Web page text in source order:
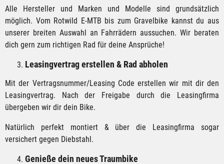
Alle Hersteller und Marken und Modelle sind grundsätzlich
möglich. Vom Rotwild E-MTB bis zum Gravelbike kannst du aus
unserer breiten Auswahl an Fahrrädern aussuchen. Wir beraten
dich gern zum richtigen Rad für deine Ansprüche!
Leasingvertrag erstellen & Rad abholen
Mit der Vertragsnummer/Leasing Code erstellen wir mit dir den
Leasingvertrag. Nach der Freigabe durch die Leasingfirma
übergeben wir dir dein Bike.
Natürlich perfekt montiert & über die Leasingfirma sogar
versichert gegen Diebstahl.
Genieße dein neues Traumbike